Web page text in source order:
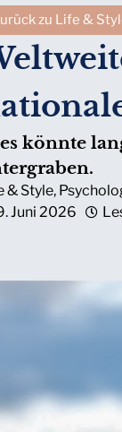
zu Life &
könnte
& Style,
Juni 2026